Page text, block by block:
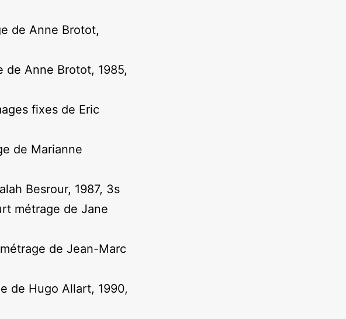
de Anne Brotot,
de Anne Brotot, 1985,
fixes de Eric
de Marianne
Besrour, 1987, 3s
métrage de Jane
de Jean-Marc
de Hugo Allart, 1990,